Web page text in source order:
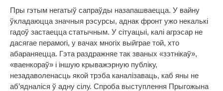
Пры гэтым негатыў сапраўды назапашваецца. У вайну
ўкладаюцца значныя рэсурсы, аднак фронт ужо некалькі
гадоў застаецца статычным. У сітуацыі, калі агрэсар не
дасягае перамогі, у вачах многіх выйграе той, хто
абараняецца. Гэта раздражняе так званых «зэтнікаў»,
«ваенкораў» і іншую крыважэрную публіку,
незадаволенасць якой трэба каналізаваць, каб яны не
аб’ядналіся ў адну сілу. Спроба выступлення Прыгожына